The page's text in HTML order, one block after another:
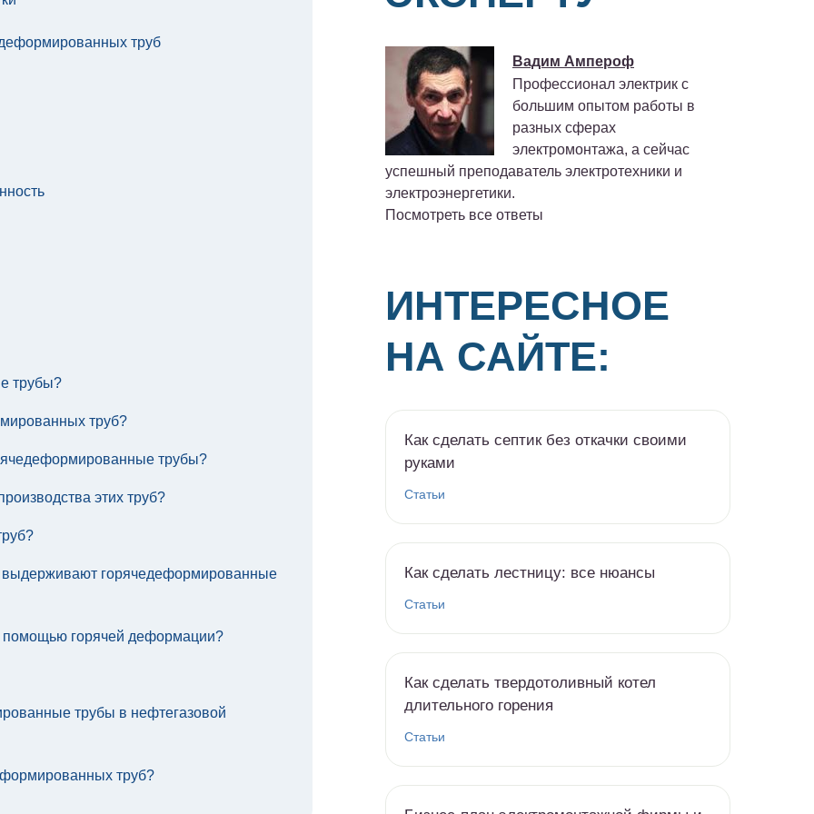
труб
трубы?
труб?
трубы?
этих труб?
горячедеформированные
помощью горячей деформации?
трубы в нефтегазовой
труб?
Вадим Ампероф
Профессионал электрик с
большим опытом работы в
разных сферах
электромонтажа, а сейчас
успешный преподаватель электротехники и
электроэнергетики.
Посмотреть все ответы
ИНТЕРЕСНОЕ
НА САЙТЕ:
Как сделать септик без откачки своими
руками
Статьи
Как сделать лестницу: все нюансы
Статьи
Как сделать твердотоливный котел
длительного горения
Статьи